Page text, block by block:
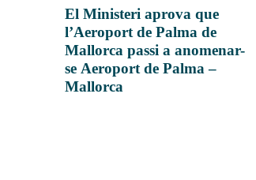
El Ministeri aprova que
l’Aeroport de Palma de
Mallorca passi a anomenar-
se Aeroport de Palma –
Mallorca